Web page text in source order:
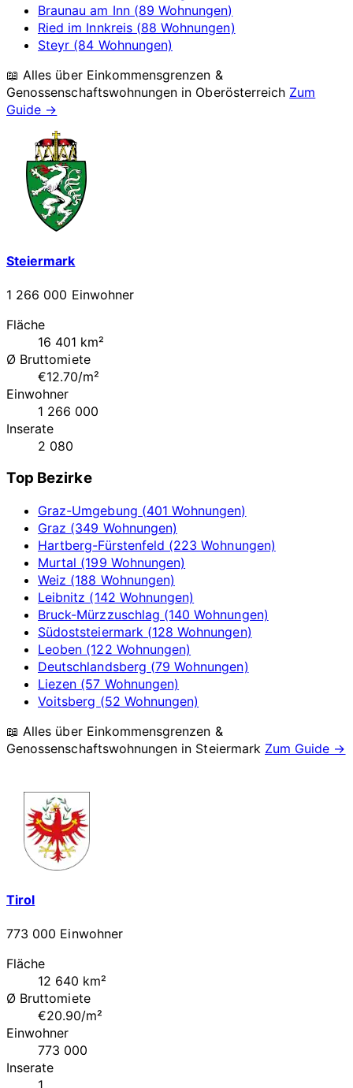
Braunau am Inn (89 Wohnungen)
Ried im Innkreis (88 Wohnungen)
Steyr (84 Wohnungen)
📖 Alles über Einkommensgrenzen &
Genossenschaftswohnungen in Oberösterreich Zum
Guide →
Steiermark
1 266 000 Einwohner
Fläche
16 401 km²
Ø Bruttomiete
€12.70/m²
Einwohner
1 266 000
Inserate
2 080
Top Bezirke
Graz-Umgebung (401 Wohnungen)
Graz (349 Wohnungen)
Hartberg-Fürstenfeld (223 Wohnungen)
Murtal (199 Wohnungen)
Weiz (188 Wohnungen)
Leibnitz (142 Wohnungen)
Bruck-Mürzzuschlag (140 Wohnungen)
Südoststeiermark (128 Wohnungen)
Leoben (122 Wohnungen)
Deutschlandsberg (79 Wohnungen)
Liezen (57 Wohnungen)
Voitsberg (52 Wohnungen)
📖 Alles über Einkommensgrenzen &
Genossenschaftswohnungen in Steiermark Zum Guide →
Tirol
773 000 Einwohner
Fläche
12 640 km²
Ø Bruttomiete
€20.90/m²
Einwohner
773 000
Inserate